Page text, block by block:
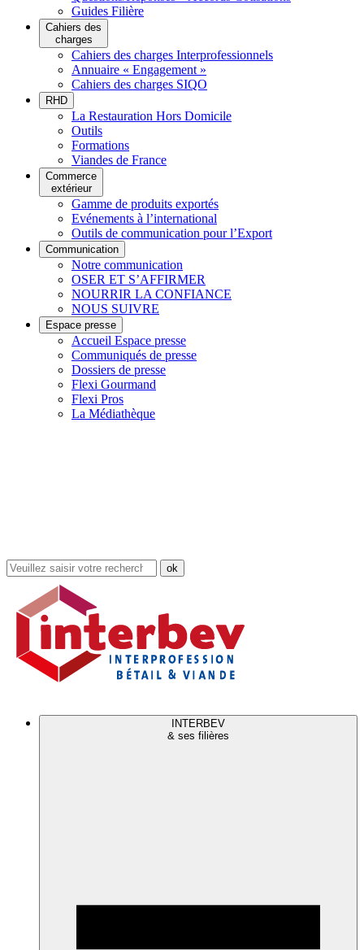
Guides Filière
Cahiers des
charges
Cahiers des charges Interprofessionnels
Annuaire « Engagement »
Cahiers des charges SIQO
RHD
La Restauration Hors Domicile
Outils
Formations
Viandes de France
Commerce
extérieur
Gamme de produits exportés
Evénements à l’international
Outils de communication pour l’Export
Communication
Notre communication
OSER ET S’AFFIRMER
NOURRIR LA CONFIANCE
NOUS SUIVRE
Espace presse
Accueil Espace presse
Communiqués de presse
Dossiers de presse
Flexi Gourmand
Flexi Pros
La Médiathèque
Rechercher
dans
site
INTERBEV
& ses filières